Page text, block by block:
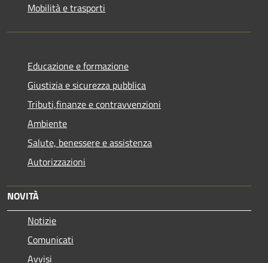
Mobilità e trasporti
Educazione e formazione
Giustizia e sicurezza pubblica
Tributi,finanze e contravvenzioni
Ambiente
Salute, benessere e assistenza
Autorizzazioni
NOVITÀ
Notizie
Comunicati
Avvisi